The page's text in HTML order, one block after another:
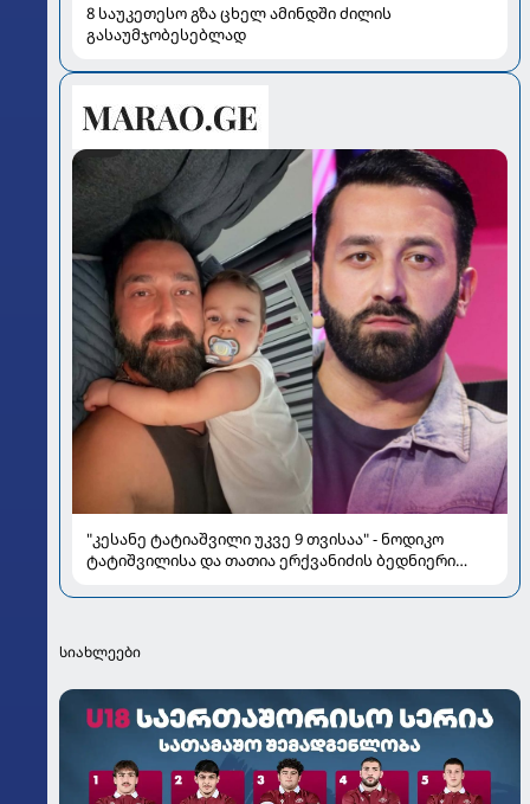
8 საუკეთესო გზა ცხელ ამინდში ძილის
გასაუმჯობესებლად
"კესანე ტატიაშვილი უკვე 9 თვისაა" - ნოდიკო
ტატიშვილისა და თათია ერქვანიძის ბედნიერი
სიახლეები